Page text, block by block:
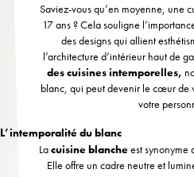
Saviez-vous qu’en moyenne, une
17 ans ? Cela souligne
des designs qui allient
l’architecture d’intérieur haut de
des cuisines intemporelles,
blanc, qui peut devenir le cœur de
votre
L’intemporalité du blanc
Lacuisine blancheest synonyme
Elle offre un cadre neutre et